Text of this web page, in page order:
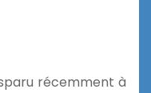
récemment à